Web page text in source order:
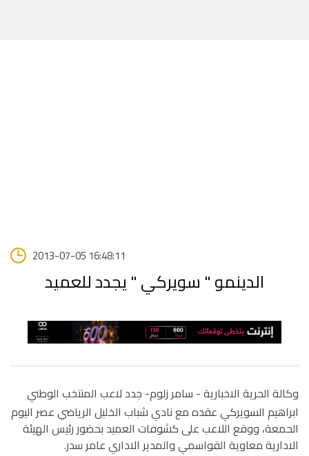
2013-07-05 16:48:11
الدينمو " سويركي " يجدد للعميد
وكالة الحرية الاخبارية - سامر زلوم- جدد لاعب المنتخب الوطني
ابراهيم السويركي عقده مع نادي شباب الخليل الرياضي عصر اليوم
الحمعة، ووقع اللاعب على كشوفات العميد بحضور رئيس الهيئة
الادارية معاوية القواسمي والمدير الاداري عامر سدر.